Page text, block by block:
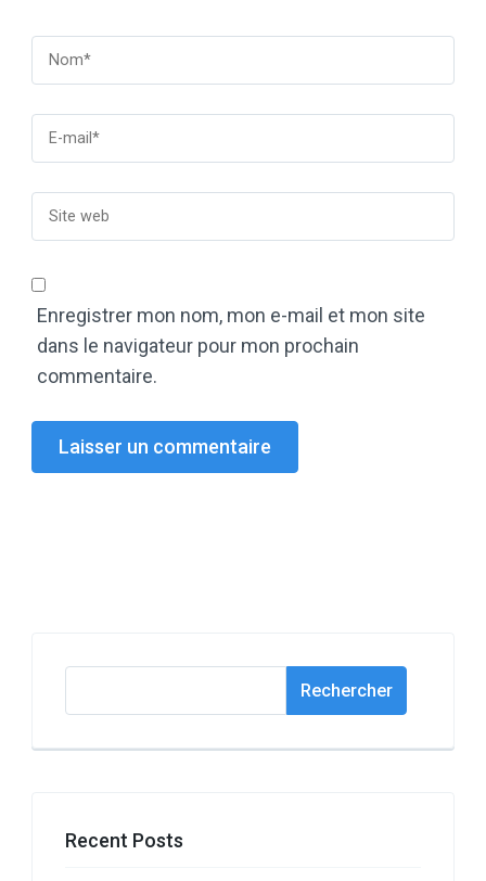
Enregistrer mon nom, mon e-mail et mon site
dans le navigateur pour mon prochain
commentaire.
Rechercher
Recent Posts